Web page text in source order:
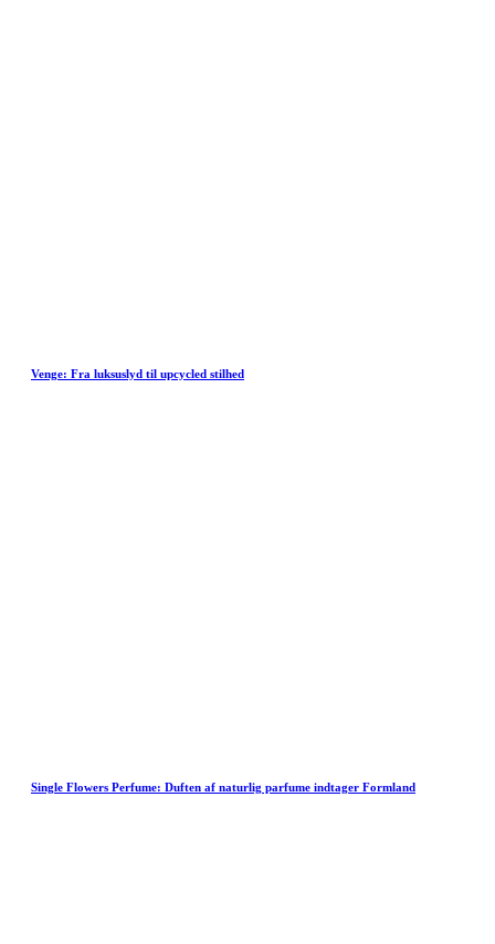
Venge: Fra luksuslyd til upcycled stilhed
Single Flowers Perfume: Duften af naturlig parfume indtager Formland